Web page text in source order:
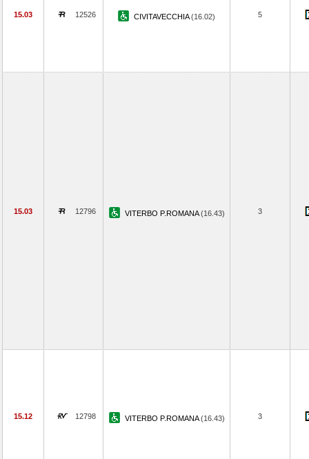
15.03 12526 CIVITAVECCHIA(16.02) 5
15.03 12796 VITERBO P.ROMANA(16.43) 3
15.12 12798 VITERBO P.ROMANA(16.43) 3